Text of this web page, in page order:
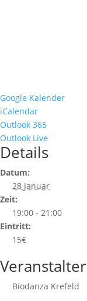
Google Kalender
iCalendar
Outlook 365
Outlook Live
Details
Datum:
28 Januar
Zeit:
19:00 - 21:00
Eintritt:
15€
Veranstalter
Biodanza Krefeld